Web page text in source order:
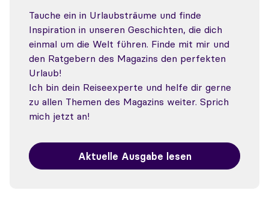
Tauche ein in Urlaubsträume und finde
Inspiration in unseren Geschichten, die dich
einmal um die Welt führen. Finde mit mir und
den Ratgebern des Magazins den perfekten
Urlaub!
Ich bin dein Reiseexperte und helfe dir gerne
zu allen Themen des Magazins weiter. Sprich
mich jetzt an!
Aktuelle Ausgabe lesen